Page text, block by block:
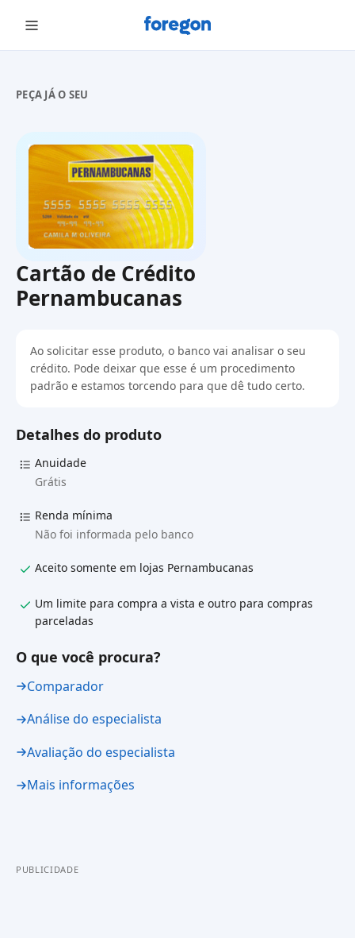
Foregon.com
PEÇA JÁ O SEU
Cartão de Crédito
Pernambucanas
Ao solicitar esse produto, o banco vai analisar o seu
crédito. Pode deixar que esse é um procedimento
padrão e estamos torcendo para que dê tudo certo.
Detalhes do produto
Anuidade
Grátis
Renda mínima
Não foi informada pelo banco
Aceito somente em lojas Pernambucanas
Um limite para compra a vista e outro para compras
parceladas
O que você procura?
Comparador
Análise do especialista
Avaliação do especialista
Mais informações
PUBLICIDADE